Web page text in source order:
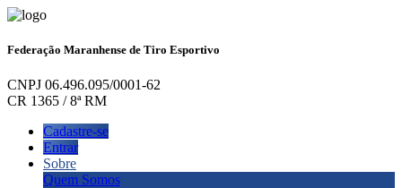
Federação Maranhense de Tiro Esportivo
CNPJ 06.496.095/0001-62
CR 1365 / 8ª RM
Cadastre-se
Entrar
Sobre
Quem Somos